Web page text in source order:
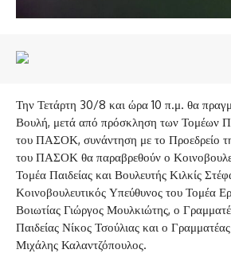
Την Τετάρτη 30/8 και ώρα 10 π.μ. θα
Βουλή, μετά από πρόσκληση των Τομέων
του ΠΑΣΟΚ, συνάντηση με το Προεδρείο
του ΠΑΣΟΚ θα παραβρεθούν ο
Τομέα Παιδείας και Βουλευτής Κιλκίς
Κοινοβουλευτικός Υπεύθυνος του Τομέα
Βοιωτίας Γιώργος Μουλκιώτης, ο
Παιδείας Νίκος Τσούλιας και ο
Μιχάλης Καλαντζόπουλος.